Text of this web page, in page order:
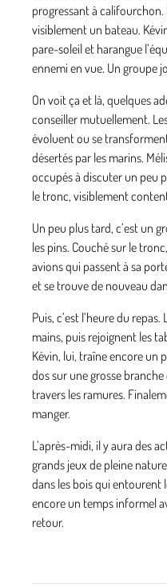
progressant à califourchon.
visiblement un bateau.
pare-soleil et harangue
ennemi en vue. Un groupe
On voit ça et là, quelques
conseiller mutuellement.
évoluent ou se
désertés par les marins.
occupés à discuter un peu
le tronc, visiblement
Un peu plus tard, c’est un
les pins. Couché sur le
avions qui passent à sa
et se trouve de nouveau
Puis, c’est l’heure du
mains, puis rejoignent les
Kévin, lui, traîne encore un
dos sur une grosse
travers les ramures.
manger.
L’après-midi, il y aura des
grands jeux de pleine
dans les bois qui entourent
encore un temps informel
retour.